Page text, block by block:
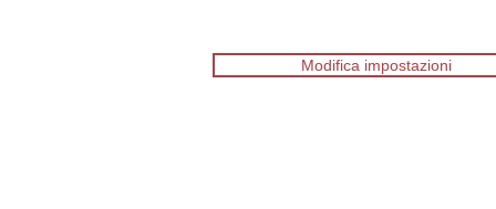
Modifica impostazioni